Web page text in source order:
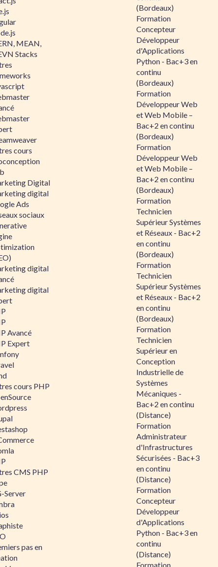
MEAN,
Stacks
cours
Digital
digital
Ads
sociaux
digital
digital
Avancé
Expert
cours PHP
CMS PHP
Server
pas en
(Bordeaux)
Formation
Concepteur
Développeur
d'Applications
Python - Bac+3 en
continu
(Bordeaux)
Formation
Développeur Web
et Web Mobile –
Bac+2 en continu
(Bordeaux)
Formation
Développeur Web
et Web Mobile –
Bac+2 en continu
(Bordeaux)
Formation
Technicien
Supérieur Systèmes
et Réseaux - Bac+2
en continu
(Bordeaux)
Formation
Technicien
Supérieur Systèmes
et Réseaux - Bac+2
en continu
(Bordeaux)
Formation
Technicien
Supérieur en
Conception
Industrielle de
Systèmes
Mécaniques -
Bac+2 en continu
(Distance)
Formation
Administrateur
d'Infrastructures
Sécurisées - Bac+3
en continu
(Distance)
Formation
Concepteur
Développeur
d'Applications
Python - Bac+3 en
continu
(Distance)
Formation